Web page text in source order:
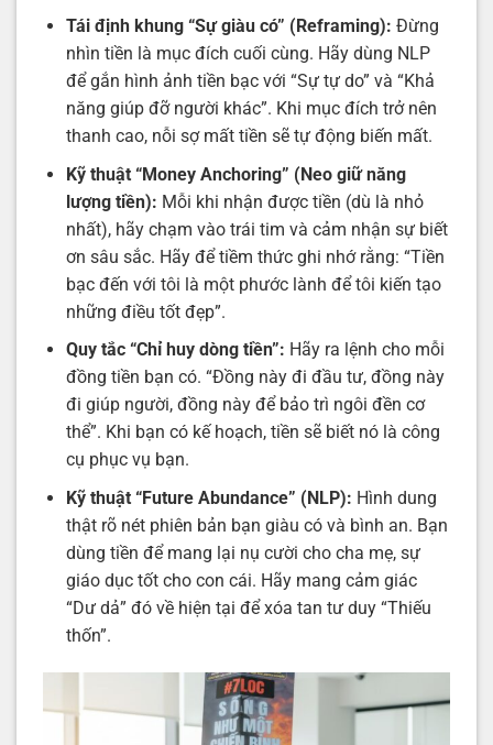
Tái định khung “Sự giàu có” (Reframing): Đừng
nhìn tiền là mục đích cuối cùng. Hãy dùng NLP
để gắn hình ảnh tiền bạc với “Sự tự do” và “Khả
năng giúp đỡ người khác”. Khi mục đích trở nên
thanh cao, nỗi sợ mất tiền sẽ tự động biến mất.
Kỹ thuật “Money Anchoring” (Neo giữ năng
lượng tiền): Mỗi khi nhận được tiền (dù là nhỏ
nhất), hãy chạm vào trái tim và cảm nhận sự biết
ơn sâu sắc. Hãy để tiềm thức ghi nhớ rằng: “Tiền
bạc đến với tôi là một phước lành để tôi kiến tạo
những điều tốt đẹp”.
Quy tắc “Chỉ huy dòng tiền”: Hãy ra lệnh cho mỗi
đồng tiền bạn có. “Đồng này đi đầu tư, đồng này
đi giúp người, đồng này để bảo trì ngôi đền cơ
thể”. Khi bạn có kế hoạch, tiền sẽ biết nó là công
cụ phục vụ bạn.
Kỹ thuật “Future Abundance” (NLP): Hình dung
thật rõ nét phiên bản bạn giàu có và bình an. Bạn
dùng tiền để mang lại nụ cười cho cha mẹ, sự
giáo dục tốt cho con cái. Hãy mang cảm giác
“Dư dả” đó về hiện tại để xóa tan tư duy “Thiếu
thốn”.